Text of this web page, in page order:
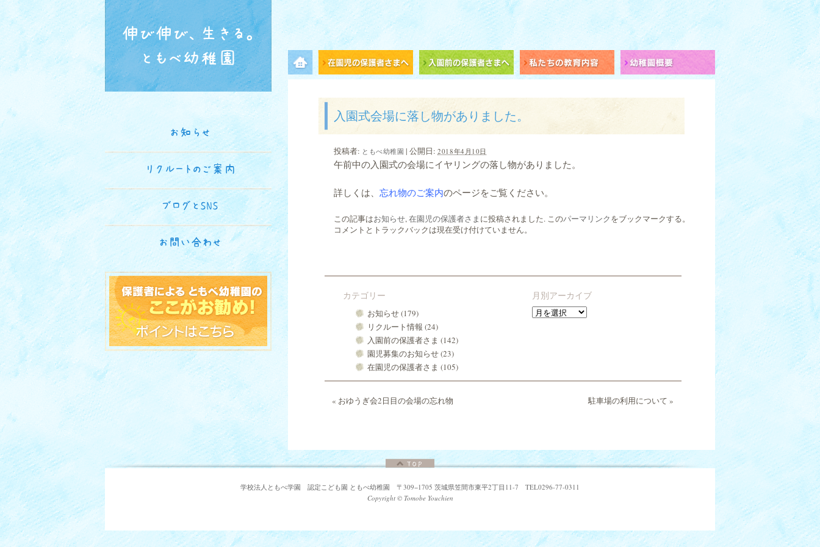
伸び伸び、生きる。
ともべ幼稚園
メニュー項目 在園児の保護者さまへ 入園前の保護者さまへ 私たちの教育内容 幼稚園概要
入園式会場に落し物がありました。
投稿者: ともべ幼稚園 |公開日:2018年4月10日
午前中の入園式の会場にイヤリングの落し物がありました。
詳しくは、 忘れ物のご案内のページをご覧ください。
この記事はお知らせ,在園児の保護者さま に投稿されました. このパーマリンクをブックマークする。
コメントとトラックバックは現在受け付けていません。
カテゴリー
お知らせ(179)
リクルート情報 (24)
入園前の保護者さま (142)
園児募集のお知らせ(23)
在園児の保護者さま (105)
月別アーカイブ
月
« おゆうぎ会2日目の会場の忘れ物 駐車場の利用について »
お知らせ
リクルートのご案内
ブログとSNS
お問い合わせ
学校法人ともべ学園 認定こども園 ともべ幼稚園 〒309−1705 茨城県笠間市東平2丁目11-7 TEL0296-77-0311
Copyright © Tomobe Youchien